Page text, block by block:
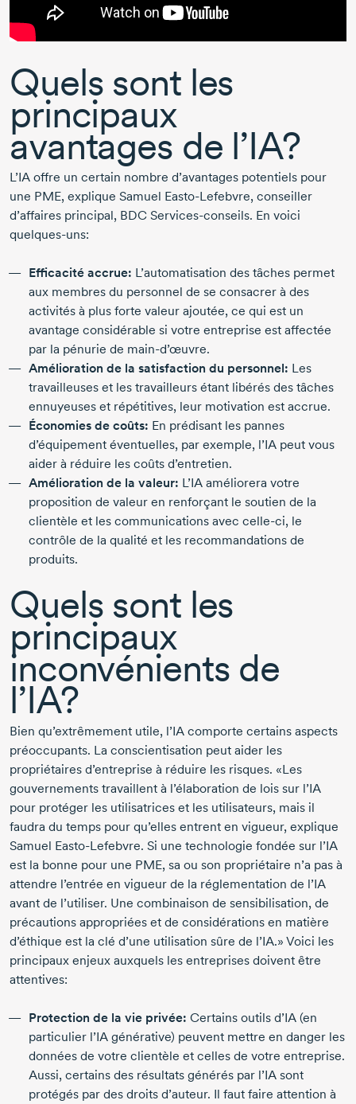
Quels sont les
principaux
avantages de l’IA?
L’IA offre un certain nombre d’avantages potentiels pour
une PME, explique Samuel Easto-Lefebvre, conseiller
d’affaires principal, BDC Services-conseils. En voici
quelques-uns:
Efficacité accrue: L’automatisation des tâches permet
aux membres du personnel de se consacrer à des
activités à plus forte valeur ajoutée, ce qui est un
avantage considérable si votre entreprise est affectée
par la pénurie de main-d’œuvre.
Amélioration de la satisfaction du personnel: Les
travailleuses et les travailleurs étant libérés des tâches
ennuyeuses et répétitives, leur motivation est accrue.
Économies de coûts: En prédisant les pannes
d’équipement éventuelles, par exemple, l’IA peut vous
aider à réduire les coûts d’entretien.
Amélioration de la valeur: L’IA améliorera votre
proposition de valeur en renforçant le soutien de la
clientèle et les communications avec celle-ci, le
contrôle de la qualité et les recommandations de
produits.
Quels sont les
principaux
inconvénients de
l’IA?
Bien qu’extrêmement utile, l’IA comporte certains aspects
préoccupants. La conscientisation peut aider les
propriétaires d’entreprise à réduire les risques. «Les
gouvernements travaillent à l’élaboration de lois sur l’IA
pour protéger les utilisatrices et les utilisateurs, mais il
faudra du temps pour qu’elles entrent en vigueur, explique
Samuel Easto-Lefebvre. Si une technologie fondée sur l’IA
est la bonne pour une PME, sa ou son propriétaire n’a pas à
attendre l’entrée en vigueur de la réglementation de l’IA
avant de l’utiliser. Une combinaison de sensibilisation, de
précautions appropriées et de considérations en matière
d’éthique est la clé d’une utilisation sûre de l’IA.» Voici les
principaux enjeux auxquels les entreprises doivent être
attentives:
Protection de la vie privée: Certains outils d’IA (en
particulier l’IA générative) peuvent mettre en danger les
données de votre clientèle et celles de votre entreprise.
Aussi, certains des résultats générés par l’IA sont
protégés par des droits d’auteur. Il faut faire attention à